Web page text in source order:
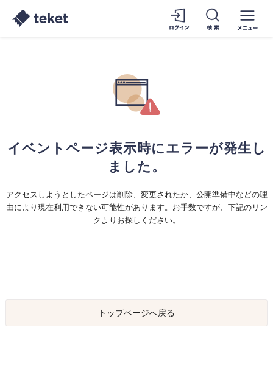
イベントページ表示時にエラーが発生し
ました。
アクセスしようとしたページは削除、変更されたか、公開準備中などの理
由により現在利用できない可能性があります。お手数ですが、下記のリン
クよりお探しください。
トップページへ戻る